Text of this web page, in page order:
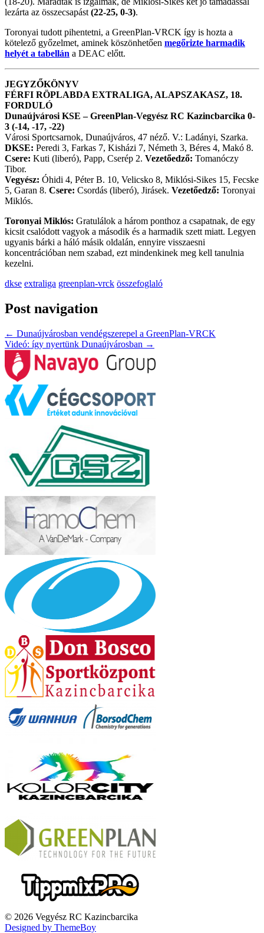
lezárta az összecsapást (22-25, 0-3).
Toronyai tudott pihentetni, a GreenPlan-VRCK így is hozta a
kötelező győzelmet, aminek köszönhetően megőrizte harmadik
helyét a tabellán a DEAC előtt.
JEGYZŐKÖNYV
FÉRFI RÖPLABDA EXTRALIGA, ALAPSZAKASZ, 18.
FORDULÓ
Dunaújvárosi KSE – GreenPlan-Vegyész RC Kazincbarcika 0-
3 (-14, -17, -22)
Városi Sportcsarnok, Dunaújváros, 47 néző. V.: Ladányi, Szarka.
DKSE: Peredi 3, Farkas 7, Kisházi 7, Németh 3, Béres 4, Makó 8.
Csere: Kuti (liberó), Papp, Cserép 2. Vezetőedző: Tomanóczy
Tibor.
Vegyész: Óhidi 4, Péter B. 10, Velicsko 8, Miklósi-Sikes 15, Fecske
5, Garan 8. Csere: Csordás (liberó), Jirásek. Vezetőedző: Toronyai
Miklós.
Toronyai Miklós: Gratulálok a három ponthoz a csapatnak, de egy
kicsit csalódott vagyok a második és a harmadik szett miatt. Legyen
ugyanis bárki a háló másik oldalán, ennyire visszaesni
koncentrációban nem szabad, ezt mindenkinek meg kell tanulnia
kezelni.
dkse extraliga greenplan-vrck összefoglaló
Post navigation
← Dunaújvárosban vendégszerepel a GreenPlan-VRCK
Videó: így nyertünk Dunaújvárosban →
© 2026 Vegyész RC Kazincbarcika
Designed by ThemeBoy